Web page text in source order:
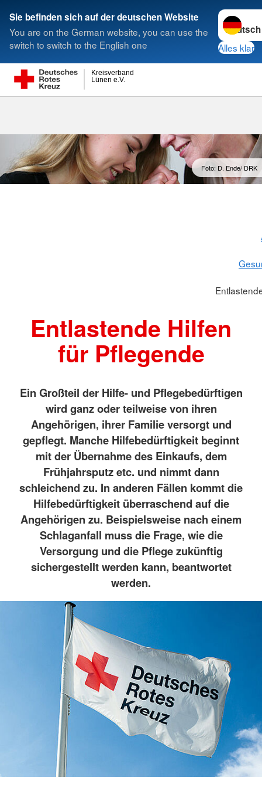
Sie befinden sich auf der deutschen Website
You are on the German website, you can use the
switch to switch to the English one
Sprache
Alles klar
Lünen e.V.
Kreisverband
Suche
Foto: D. Ende/ DRK
Entlastende Hilfen
für Pflegende
Ein Großteil der Hilfe- und Pflegebedürftigen
wird ganz oder teilweise von ihren
Angehörigen, ihrer Familie versorgt und
gepflegt. Manche Hilfebedürftigkeit beginnt
mit der Übernahme des Einkaufs, dem
Frühjahrsputz etc. und nimmt dann
schleichend zu. In anderen Fällen kommt die
Hilfebedürftigkeit überraschend auf die
Angehörigen zu. Beispielsweise nach einem
Schlaganfall muss die Frage, wie die
Versorgung und die Pflege zukünftig
sichergestellt werden kann, beantwortet
werden.